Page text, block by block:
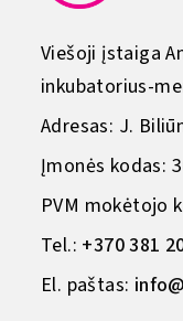
Viešoji įstaiga
inkubatorius-
Adresas: J.
Įmonės kodas:
PVM mokėtojo
Tel.: +370 381
El. paštas: